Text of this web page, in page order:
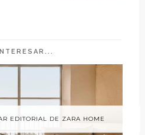
EDITORIAL DE ZARA HOME